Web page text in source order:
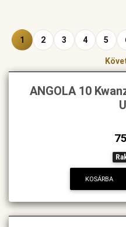
1 2 3 4 5
ANGOLA 10
KOSÁRBA